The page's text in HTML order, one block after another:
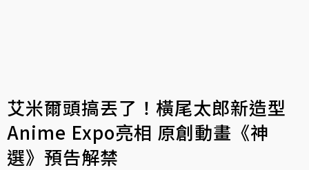
艾米爾頭搞丟了！橫尾太郎新造型
Anime Expo亮相 原創動畫《神
選》預告解禁